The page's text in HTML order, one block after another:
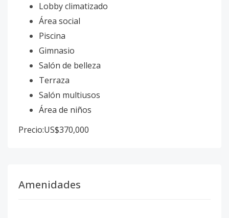
Lobby climatizado
Área social
Piscina
Gimnasio
Salón de belleza
Terraza
Salón multiusos
Área de niños
Precio:US$370,000
Amenidades